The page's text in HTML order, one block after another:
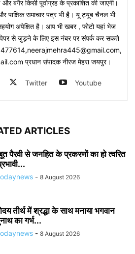
बगैर किसी पूर्वाग्रह के प्रकाशित की जाएगी।
समाचार पत्र भी है। यू ट्यूब चैनल भी
अपेक्षित है। आप भी खबर , फोटो यहां भेज
से जुड़ने के लिए इस नंबर पर संपर्क कर सकते
प्रधान संपादक नीरज मेहरा जयपुर।
Twitter Youtube
ARTICLES
पैरवी से जनहित के प्रकरणों का हो त्वरित
- 8 August 2026
तीर्थ में श्रद्धा के साथ मनाया भगवान
का गर्भ...
- 8 August 2026